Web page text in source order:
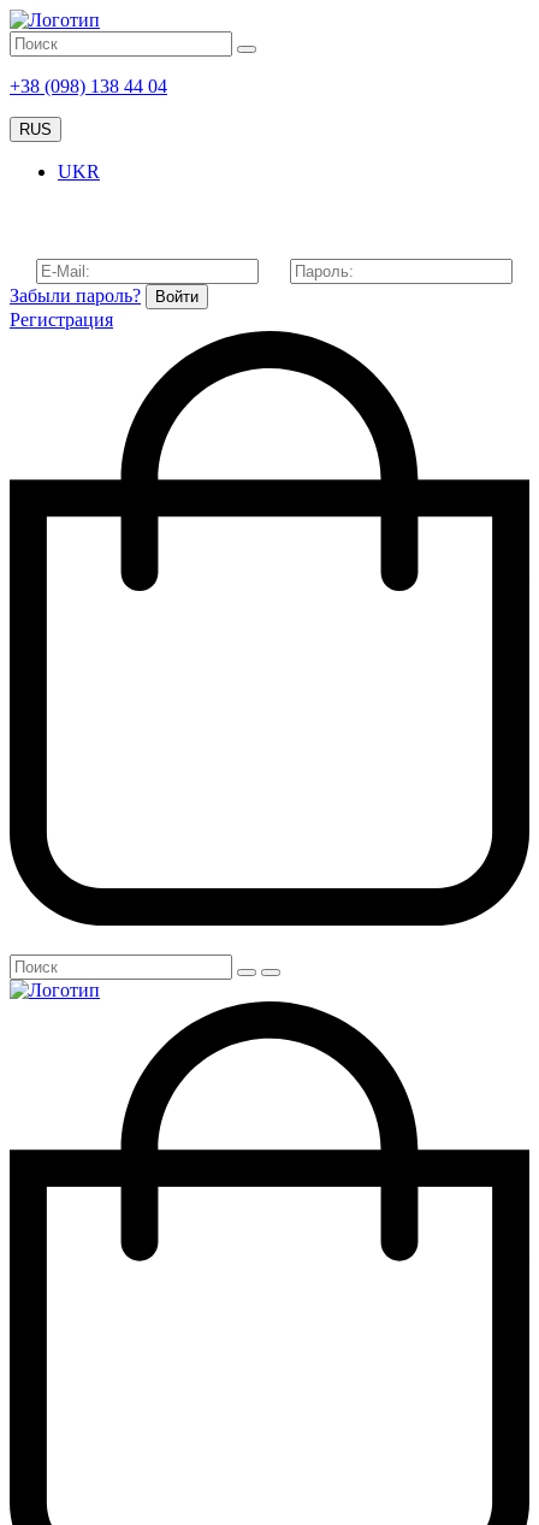
+38 (098) 138 44 04
RUS
UKR
Забыли пароль? Войти
Регистрация